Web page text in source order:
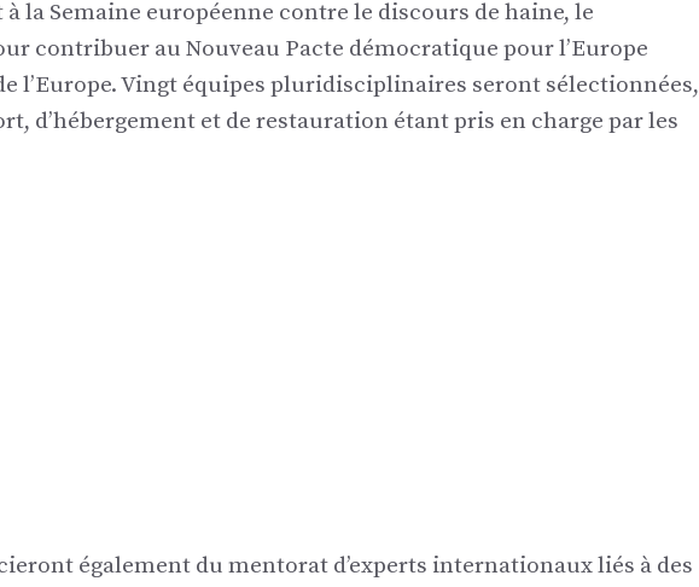
la Semaine européenne contre le discours de haine, le
contribuer au Nouveau Pacte démocratique pour l’Europe
l’Europe. Vingt équipes pluridisciplinaires seront sélectionnées,
d’hébergement et de restauration étant pris en charge par les
également du mentorat d’experts internationaux liés à des